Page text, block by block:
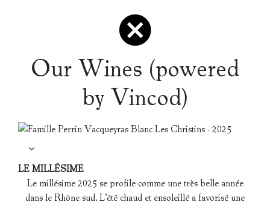
Our Wines (powered
by Vincod)
LE MILLÉSIME
Le millésime 2025 se profile comme une très belle année
dans le Rhône sud. L’été chaud et ensoleillé a favorisé une